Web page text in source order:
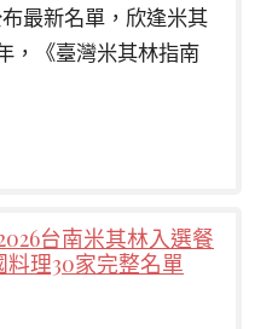
最新名單，欣逢米其
，《臺灣米其林指南
台南米其林入選餐
理30家完整名單